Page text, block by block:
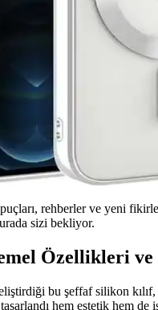
rehberler ve yeni
sizi bekliyor.
Özellikleri ve
bu şeffaf silikon
hem estetik hem de